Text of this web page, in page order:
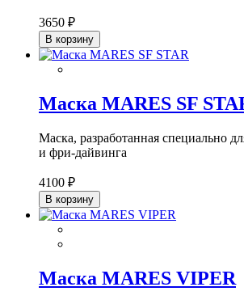
3650 ₽
В корзину
Маска MARES SF
Маска, разработанная специально
и фри-дайвинга
4100 ₽
В корзину
Маска MARES VIPER